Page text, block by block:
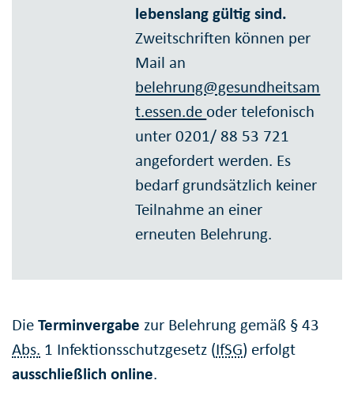
lebenslang gültig sind.
Zweitschriften können per
Mail an
belehrung@gesundheitsam
t.essen.de oder telefonisch
unter 0201/ 88 53 721
angefordert werden. Es
bedarf grundsätzlich keiner
Teilnahme an einer
erneuten Belehrung.
DieTerminvergabe zur Belehrung gemäß § 43
Abs. 1 Infektionsschutzgesetz (IfSG) erfolgt
ausschließlich online.